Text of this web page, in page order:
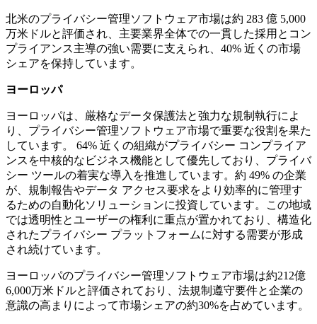
北米のプライバシー管理ソフトウェア市場は約 283 億 5,000
万米ドルと評価され、主要業界全体での一貫した採用とコン
プライアンス主導の強い需要に支えられ、40% 近くの市場
シェアを保持しています。
ヨーロッパ
ヨーロッパは、厳格なデータ保護法と強力な規制執行によ
り、プライバシー管理ソフトウェア市場で重要な役割を果た
しています。 64% 近くの組織がプライバシー コンプライア
ンスを中核的なビジネス機能として優先しており、プライバ
シー ツールの着実な導入を推進しています。約 49% の企業
が、規制報告やデータ アクセス要求をより効率的に管理す
るための自動化ソリューションに投資しています。この地域
では透明性とユーザーの権利に重点が置かれており、構造化
されたプライバシー プラットフォームに対する需要が形成
され続けています。
ヨーロッパのプライバシー管理ソフトウェア市場は約212億
6,000万米ドルと評価されており、法規制遵守要件と企業の
意識の高まりによって市場シェアの約30%を占めています。